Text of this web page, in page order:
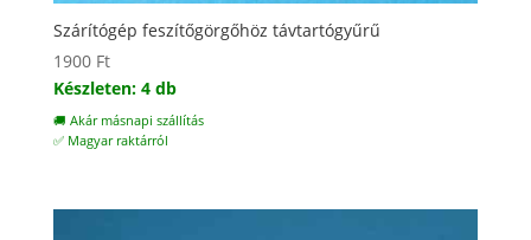
Szárítógép feszítőgörgőhöz távtartógyűrű
1900 Ft
Készleten: 4 db
🚚 Akár másnapi szállítás
✅ Magyar raktárról